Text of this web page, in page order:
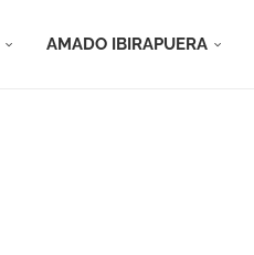
AMADO IBIRAPUERA